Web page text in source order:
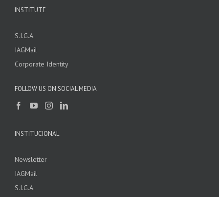
INSTITUTE
S.I.G.A.
IAGMail
Corporate Identity
FOLLOW US ON SOCIAL MEDIA
INSTITUCIONAL
Newsletter
IAGMail
S.I.G.A.